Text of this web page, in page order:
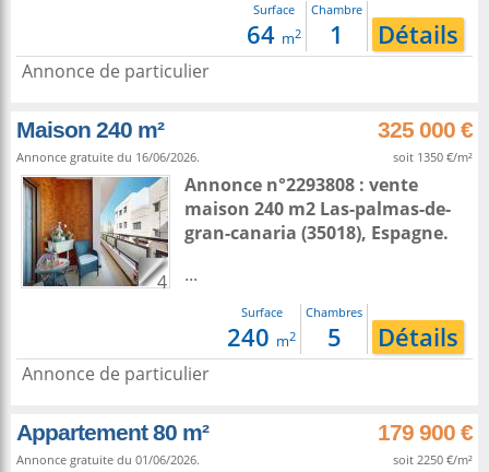
Surface
64 m2
Chambre
1 Détails
Annonce de particulier
Maison 240 m² 325 000 €
Annonce gratuite du 16/06/2026. soit 1350 €/m²
4
Annonce n°2293808 : vente
maison 240 m2 Las-palmas-de-
gran-canaria (35018), Espagne.
...
Surface
240 m2
Chambres
5 Détails
Annonce de particulier
Appartement 80 m² 179 900 €
Annonce gratuite du 01/06/2026. soit 2250 €/m²